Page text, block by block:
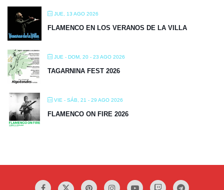
JUE, 13 AGO 2026
FLAMENCO EN LOS VERANOS DE LA VILLA
JUE - DOM, 20 - 23 AGO 2026
TAGARNINA FEST 2026
VIE - SÁB, 21 - 29 AGO 2026
FLAMENCO ON FIRE 2026